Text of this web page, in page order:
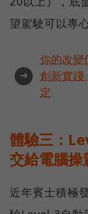
望駕駛可以專
➜
你的改變
創新實踐
定
體驗三：
交給電腦操
近年賓士積極